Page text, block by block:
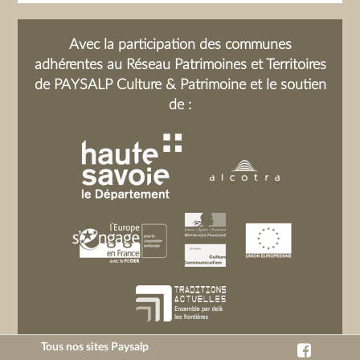
Avec la participation des communes
adhérentes au Réseau Patrimoines et Territoires
de PAYSALP Culture & Patrimoine et le soutien
de :
Tous nos sites Paysalp